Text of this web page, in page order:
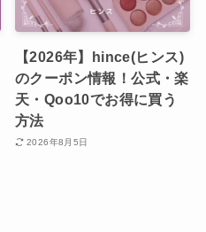
【2026年】hince(ヒンス)
のクーポン情報！公式・楽
天・Qoo10でお得に買う
方法
2026年8月5日